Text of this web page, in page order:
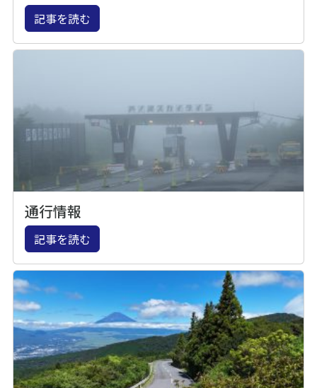
記事を読む
通行情報
記事を読む